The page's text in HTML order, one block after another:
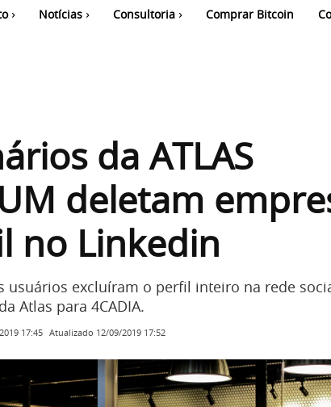
Notícias Consultoria Comprar Bitcoin
da ATLAS
deletam
no Linkedin
usuários excluíram o perfil inteiro na rede
Atlas para 4CADIA.
17:45 Atualizado 12/09/2019 17:52